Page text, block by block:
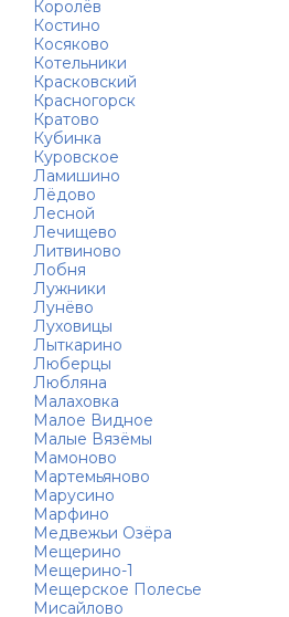
Королёв
Костино
Косяково
Котельники
Красковский
Красногорск
Кратово
Кубинка
Куровское
Ламишино
Лёдово
Лесной
Лечищево
Литвиново
Лобня
Лужники
Лунёво
Луховицы
Лыткарино
Люберцы
Любляна
Малаховка
Малое Видное
Малые Вязёмы
Мамоново
Мартемьяново
Марусино
Марфино
Медвежьи Озёра
Мещерино
Мещерино-1
Мещерское Полесье
Мисайлово